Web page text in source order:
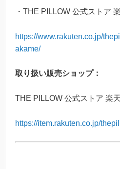
・THE PILLOW 公式ストア
https://www.rakuten.co.jp/
akame/
取り扱い販売ショップ：
THE PILLOW 公式ストア 楽
https://item.rakuten.co.jp/